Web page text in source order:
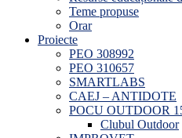
Teme propuse
Orar
Proiecte
PEO 308992
PEO 310657
SMARTLABS
CAEJ – ANTIDOTE
POCU OUTDOOR
Clubul Outdoor